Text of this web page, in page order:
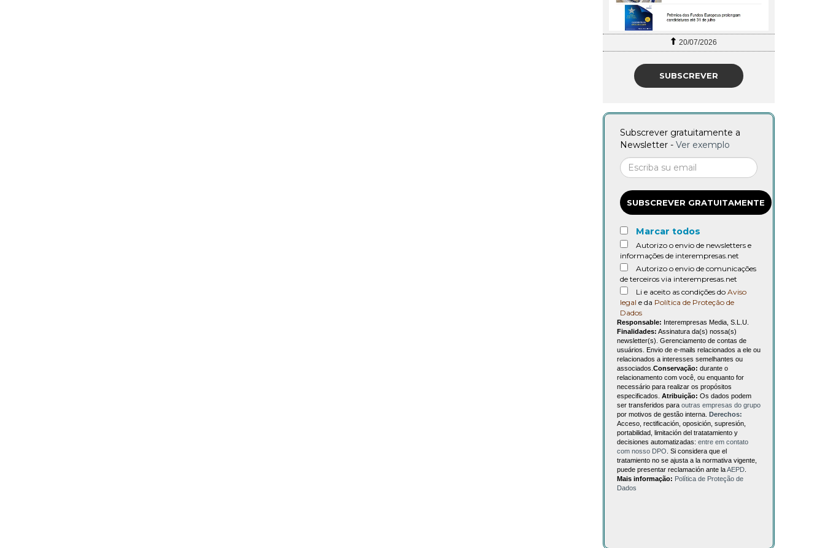
20/07/2026
SUBSCREVER
Subscrever gratuitamente a
Newsletter - Ver exemplo
SUBSCREVER GRATUITAMENTE
Marcar todos
Autorizo o envio de newsletters e
informações de interempresas.net
Autorizo o envio de comunicações
de terceiros via interempresas.net
Li e aceito as condições do Aviso
legal e da Política de Proteção de
Dados
Responsable: Interempresas Media, S.L.U.
Finalidades: Assinatura da(s) nossa(s)
newsletter(s). Gerenciamento de contas de
usuários. Envio de e-mails relacionados a ele ou
relacionados a interesses semelhantes ou
associados. Conservação: durante o
relacionamento com você, ou enquanto for
necessário para realizar os propósitos
especificados. Atribuição: Os dados podem
ser transferidos para outras empresas do grupo
por motivos de gestão interna. Derechos:
Acceso, rectificación, oposición, supresión,
portabilidad, limitación del tratatamiento y
decisiones automatizadas: entre em contato
com nosso DPO . Si considera que el
tratamiento no se ajusta a la normativa vigente,
puede presentar reclamación ante laAEPD
Mais informação: Política de Proteção de
Dados